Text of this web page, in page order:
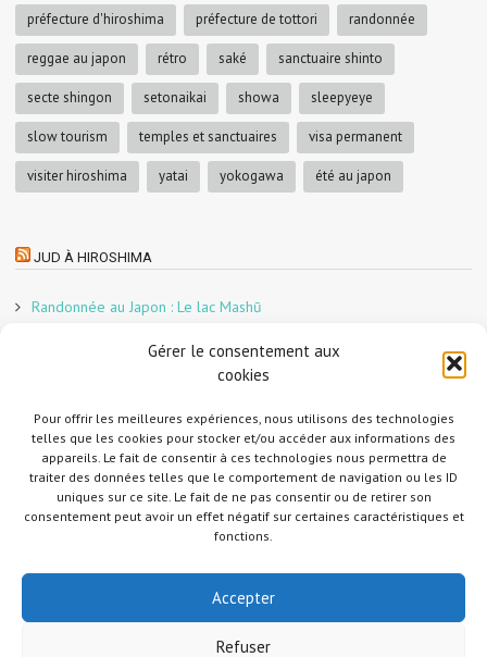
Gérer le consentement aux
cookies
Pour offrir les meilleures expériences, nous utilisons des technologies
telles que les cookies pour stocker et/ou accéder aux informations des
appareils. Le fait de consentir à ces technologies nous permettra de
traiter des données telles que le comportement de navigation ou les ID
uniques sur ce site. Le fait de ne pas consentir ou de retirer son
consentement peut avoir un effet négatif sur certaines caractéristiques et
fonctions.
Accepter
Refuser
préfecture d'hiroshima préfecture de tottori randonnée
reggae au japon rétro saké sanctuaire shinto
secte shingon setonaikai showa sleepyeye
slow tourism temples et sanctuaires visa permanent
visiter hiroshima yatai yokogawa été au japon
JUD À HIROSHIMA
Randonnée au Japon : Le lac Mashū
Un café et des cabanes dans la forêt
Slow Tourism à Tomo-no-Ura
Slow tourism à Onomichi
Randonnée au Japon : Le Mont Daisen
Randonnée au Japon : Le Mont Misen